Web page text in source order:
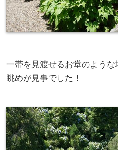
一帯を見渡せるお堂のよう
眺めが見事でした！